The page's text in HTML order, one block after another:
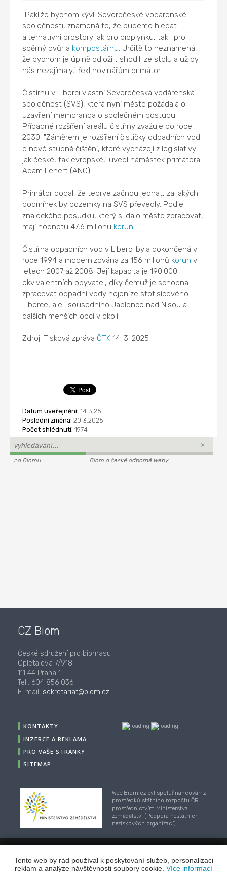
Tento web by rád používal k poskytování služeb, personalizaci
reklam a analýze návštěvnosti soubory cookie. Více informací
"Pakliže bychom kývli Severočeské vodárenské
společnosti, znamená to, že budeme hledat
alternativní prostory jak pro bioplynku, tak i pro
sběrný dvůr a kompostárnu. Určitě to neznamená,
že bychom je úplně odložili, shodili ze stolu a už by
nás nezajímaly," řekl novinářům primátor.
Čistírnu v Liberci vlastní Severočeská vodárenská
společnost (SVS), která nyní město požádala o
uzavření memoranda o společném postupu.
Případné rozšíření areálu čistírny zvažuje po roce
2030. "Záměrem je rozšíření čističky odpadních vod
o nové stupně čištění, které vycházejí z legislativy
jak české, tak evropské," uvedl náměstek primátora
Adam Lenert (ANO).
Primátor dodal, že teprve začnou jednat, za jakých
podmínek by pozemky na SVS převedly. Podle
znaleckého posudku, který si dalo město zpracovat,
mají hodnotu 47,6 milionu korun.
Čistírna odpadních vod v Liberci byla dokončená v
roce 1994 a modernizována za 156 milionů korun v
letech 2007 až 2008. Její kapacita je 190.000
ekvivalentních obyvatel, díky čemuž je schopna
zpracovat odpadní vody nejen ze stotisícového
Liberce, ale i sousedního Jablonce nad Nisou a
dalších menších obcí v okolí.
Zdroj: Tisková zpráva ČTK 14. 3. 2025
Datum uveřejnění: 14.3.25
Poslední změna: 20.3.2025
Počet shlédnutí: 1974
na Biomu Biom a české odborné weby
CZ Biom
České sdružení pro biomasu
Opletalova 7/918
111 44 Praha 1
Tel.: 604 856 036
E-mail: sekretariat@biom.cz
KONTAKTY
INZERCE A REKLAMA
PRO VAŠE STRÁNKY
SITEMAP
Web Biom.cz byl spolufinancován z
prostředků státního rozpočtu ČR
prostřednictvím Ministerstva
zemědělství (Podpora nestátních
neziskových organizací).
© 2001-2018, CZ Biom - České sdružení pro biomasu,
Webhosting / webdesign / publikační systém TOOLKIT -